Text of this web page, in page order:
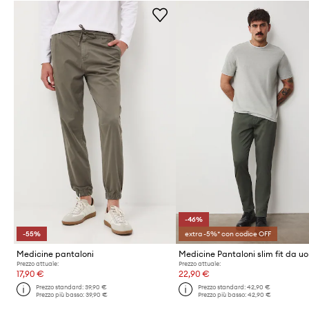
-55%
Medicine pantaloni
Prezzo attuale:
17,90 €
Prezzo standard:39,90 €
Prezzo più basso:39,90 €
-46%
extra -5%* con codice OFF
Prezzo attuale:
22,90 €
Prezzo standard: 42,90 €
Prezzo più basso: 42,90 €